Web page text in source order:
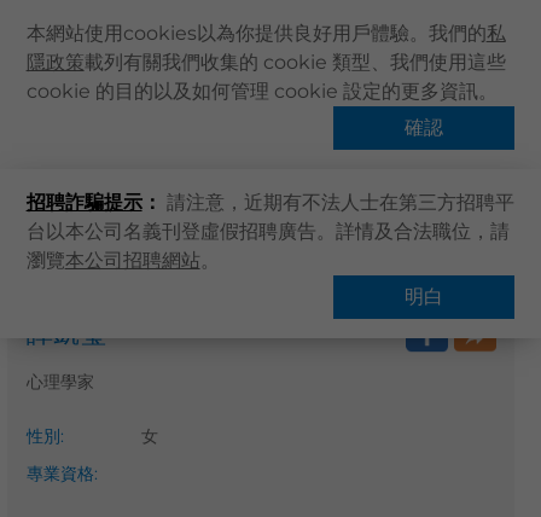
本網站使用cookies以為你提供良好用戶體驗。我們的私
隱政策載列有關我們收集的 cookie 類型、我們使用這些
cookie 的目的以及如何管理 cookie 設定的更多資訊。
確認
招聘詐騙提示： 請注意，近期有不法人士在第三方招聘平
台以本公司名義刊登虛假招聘廣告。詳情及合法職位，請
瀏覽本公司招聘網站。
明白
主頁
卓健服務
卓健手機App
最新資訊
主頁 搜尋醫療服務
譚凱瑩
心理學家
性別:
女
專業資格: